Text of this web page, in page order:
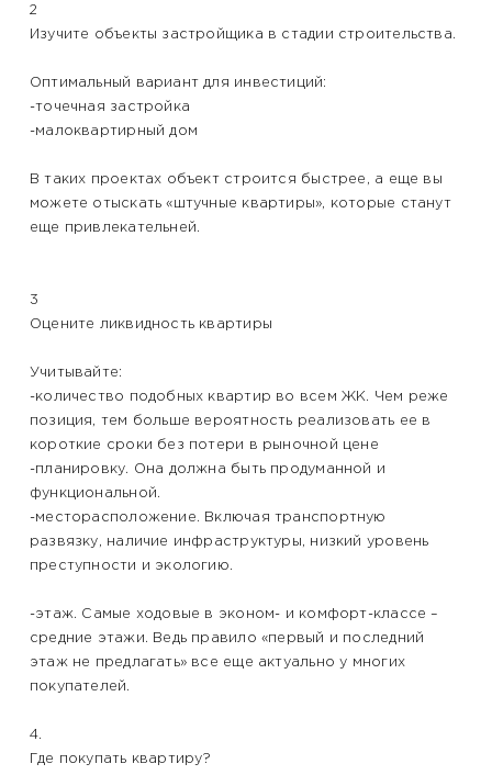
2
Изучите объекты застройщика в стадии строительства.
Оптимальный вариант для инвестиций:
-точечная застройка
-малоквартирный дом
В таких проектах объект строится быстрее, а еще вы
можете отыскать «штучные квартиры», которые станут
еще привлекательней.
3
Оцените ликвидность квартиры
Учитывайте:
-количество подобных квартир во всем ЖК. Чем реже
позиция, тем больше вероятность реализовать ее в
короткие сроки без потери в рыночной цене
-планировку. Она должна быть продуманной и
функциональной.
-месторасположение. Включая транспортную
развязку, наличие инфраструктуры, низкий уровень
преступности и экологию.
-этаж. Самые ходовые в эконом- и комфорт-классе –
средние этажи. Ведь правило «первый и последний
этаж не предлагать» все еще актуально у многих
покупателей.
4.
Где покупать квартиру?